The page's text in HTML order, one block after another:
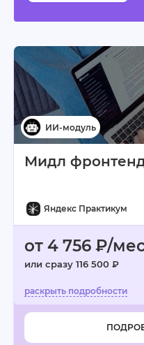
Мидл
Яндекс Практикум
от 4 756 ₽/
или сразу 116 500 ₽